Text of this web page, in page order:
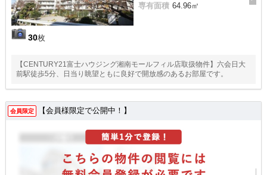
30枚
専有面積 64.96㎡
【CENTURY21富士ハウジング湘南モールフィル店取扱物件】六会日大
前駅徒歩5分、日当り眺望ともに良好で開放感のあるお部屋です。
会員限定 【会員様限定で公開中！】